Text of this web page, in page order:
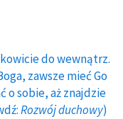
do wewnątrz.
zawsze mieć Go
o sobie, aż znajdzie
Rozwój duchowy)